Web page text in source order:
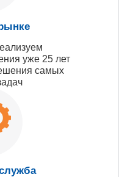
уже 25 лет
самых